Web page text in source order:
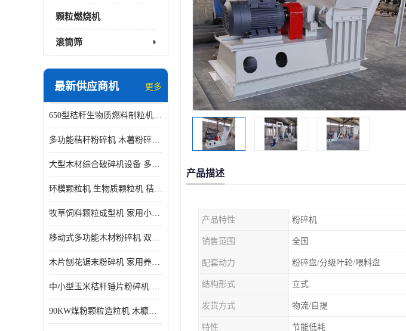
颗粒燃烧机
滚筒筛
最新供应商机 更多
650型秸秆生物质燃料制粒机 豆粨麸皮造粒机 平模木屑颗粒机
多功能秸秆粉碎机 木薯粉碎机 自有工厂
大型木材综合破碎机设备 多功能木屑粉碎机 废料木材粉碎机
环模颗粒机 生物质颗粒机 秸秆木屑制粒机 木糠造粒机
牧草饲料颗粒成型机 家用小型饲料颗粒机 可定制
移动式多功能木材粉碎机 双进料口果树枝叶粉碎 木片边角料
木片刨花锯末粉碎机 家用养殖饲料玉米芯秸秆粉碎机械
中小型玉米秸秆锤片粉碎机 家用多功能打粉机 杂粮饲料粉碎设备
90KW煤粉颗粒造粒机 木糠稻壳制粒机 秸秆颗粒机
产品描述
产品特性 粉碎机
销售范围 全国
配套动力 粉碎盘/分级叶轮/喂料盘
结构形式 立式
发货方式 物流/自提
特性 节能低耗